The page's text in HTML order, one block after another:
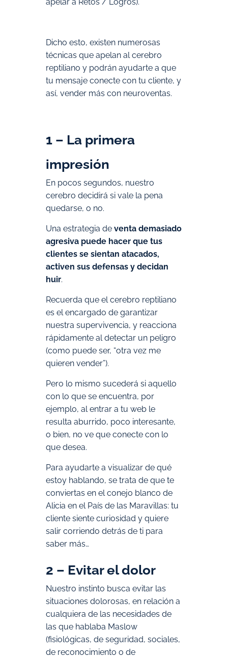
Dicho esto, existen numerosas
técnicas que apelan al cerebro
reptiliano y podrán ayudarte a que
tu mensaje conecte con tu cliente, y
así, vender más con neuroventas.
1 – La primera
impresión
En pocos segundos, nuestro
cerebro decidirá si vale la pena
quedarse, o no.
Una estrategia de venta demasiado
agresiva puede hacer que tus
clientes se sientan atacados,
activen sus defensas y decidan
huir.
Recuerda que el cerebro reptiliano
es el encargado de garantizar
nuestra supervivencia, y reacciona
rápidamente al detectar un peligro
(como puede ser, “otra vez me
quieren vender”).
Pero lo mismo sucederá si aquello
con lo que se encuentra, por
ejemplo, al entrar a tu web le
resulta aburrido, poco interesante,
o bien, no ve que conecte con lo
que desea.
Para ayudarte a visualizar de qué
estoy hablando, se trata de que te
conviertas en el conejo blanco de
Alicia en el País de las Maravillas: tu
cliente siente curiosidad y quiere
salir corriendo detrás de ti para
saber más…
2 – Evitar el dolor
Nuestro instinto busca evitar las
situaciones dolorosas, en relación a
cualquiera de las necesidades de
las que hablaba Maslow
(fisiológicas, de seguridad, sociales,
de reconocimiento o de